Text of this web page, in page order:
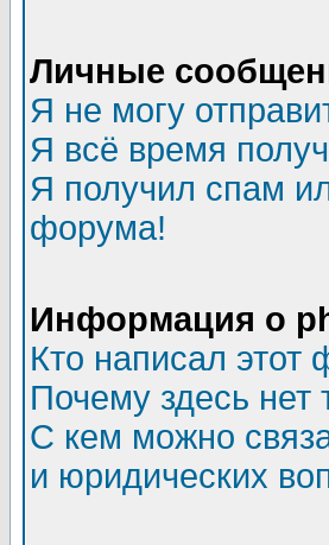
Личные
Я не могу
Я всё время
Я получил спам
форума!
Информация о
Кто написал этот
Почему здесь нет
С кем можно
и юридических